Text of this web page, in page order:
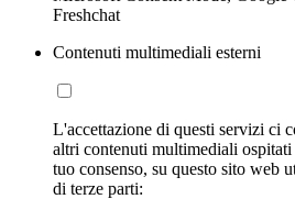
Freshchat
Contenuti multimediali esterni
L'accettazione di questi servizi ci
altri contenuti multimediali
tuo consenso, su questo sito web
di terze parti: